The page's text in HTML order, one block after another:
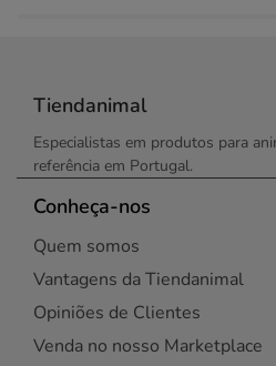
Tiendanimal
Especialistas em produtos para
referência em Portugal.
Conheça-nos
Quem somos
Vantagens da Tiendanimal
Opiniões de Clientes
Venda no nosso Marketplace